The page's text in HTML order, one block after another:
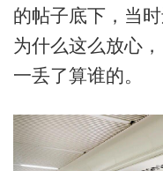
的帖子底下，当
为什么这么放心
一丢了算谁的。